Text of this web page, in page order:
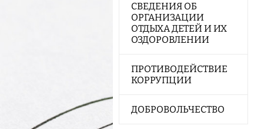
СВЕДЕНИЯ ОБ
ОРГАНИЗАЦИИ
ОТДЫХА ДЕТЕЙ И ИХ
ОЗДОРОВЛЕНИИ
ПРОТИВОДЕЙСТВИЕ
КОРРУПЦИИ
ДОБРОВОЛЬЧЕСТВО